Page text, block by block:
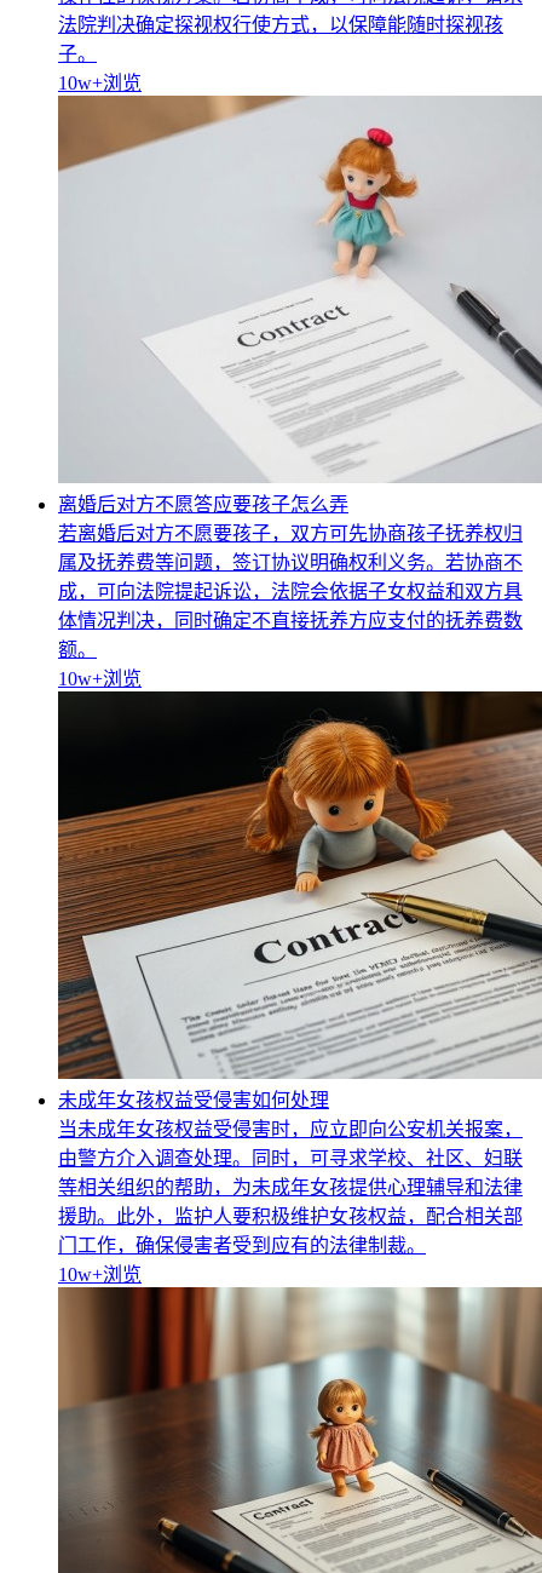
法院判决确定探视权行使方式，以保障能随时探视孩
子。
10w+浏览
离婚后对方不愿答应要孩子怎么弄
若离婚后对方不愿要孩子，双方可先协商孩子抚养权归
属及抚养费等问题，签订协议明确权利义务。若协商不
成，可向法院提起诉讼，法院会依据子女权益和双方具
体情况判决，同时确定不直接抚养方应支付的抚养费数
额。
10w+浏览
未成年女孩权益受侵害如何处理
当未成年女孩权益受侵害时，应立即向公安机关报案，
由警方介入调查处理。同时，可寻求学校、社区、妇联
等相关组织的帮助，为未成年女孩提供心理辅导和法律
援助。此外，监护人要积极维护女孩权益，配合相关部
门工作，确保侵害者受到应有的法律制裁。
10w+浏览